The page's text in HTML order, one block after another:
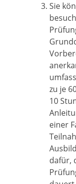
Sie
zu je
10 Stu
einer
dafür,